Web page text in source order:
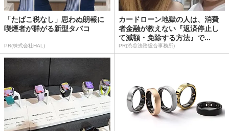
「たばこ税なし」思わぬ朗報に
喫煙者が群がる新型タバコ
PR(株式会社HAL)
カードローン地獄の人は、消費
者金融が教えない『返済停止し
て減額・免除する方法』で...
PR(渋谷法務総合事務所)